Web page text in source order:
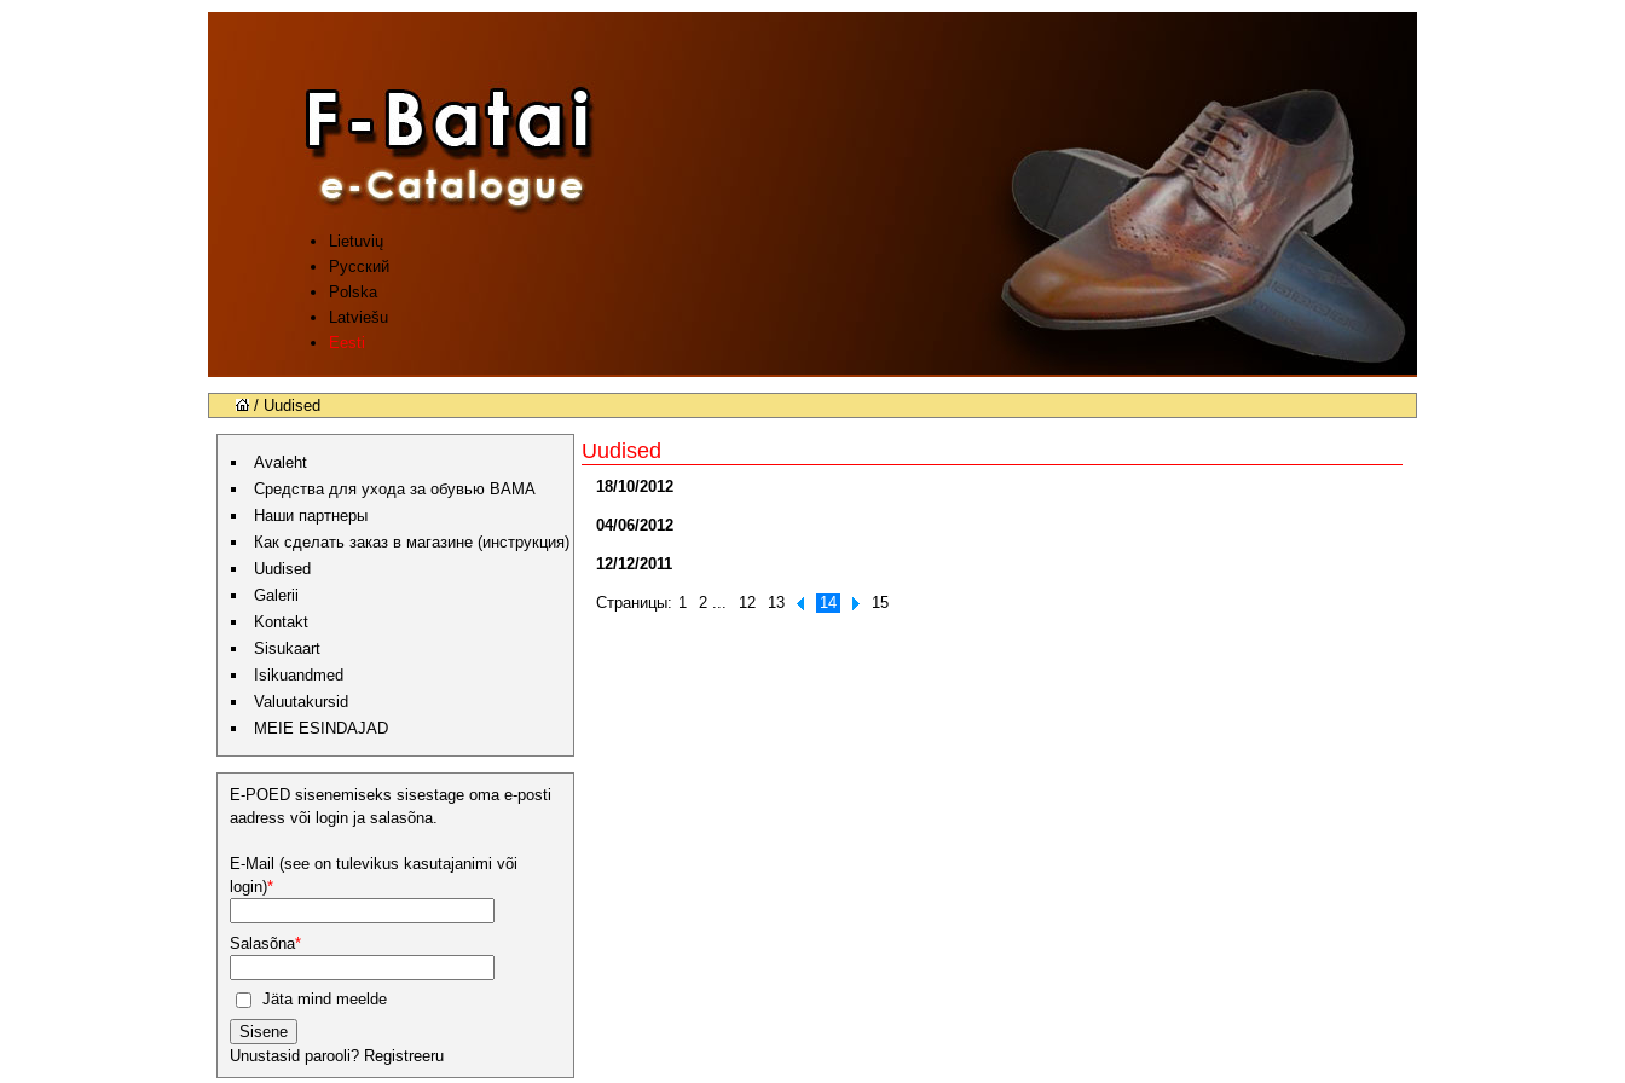
Lietuvių
Русский
Polska
Latviešu
Eesti
/ Uudised
Uudised
18/10/2012
04/06/2012
12/12/2011
Страницы: 1 2 ... 12 13 14 15
Avaleht
Средства для ухода за обувью BAMA
Наши партнеры
Как сделать заказ в магазине (инструкция)
Uudised
Galerii
Kontakt
Sisukaart
Isikuandmed
Valuutakursid
MEIE ESINDAJAD
E-POED sisenemiseks sisestage oma e-posti
aadress või login ja salasõna.
E-Mail (see on tulevikus kasutajanimi või
login)*
Salasõna*
Jäta mind meelde
Sisene
Unustasid parooli? Registreeru